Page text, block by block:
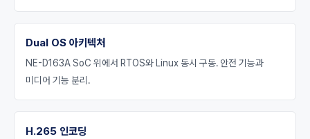
Dual OS 아키텍처
NE-D163A SoC 위에서 RTOS와 Linux 동시 구동. 안전 기능과
미디어 기능 분리.
H.265 인코딩